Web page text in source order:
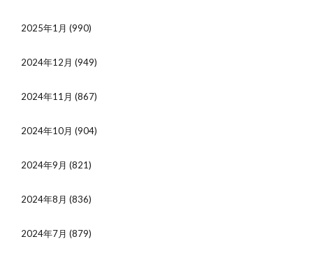
2025年1月 (990)
2024年12月 (949)
2024年11月 (867)
2024年10月 (904)
2024年9月 (821)
2024年8月 (836)
2024年7月 (879)